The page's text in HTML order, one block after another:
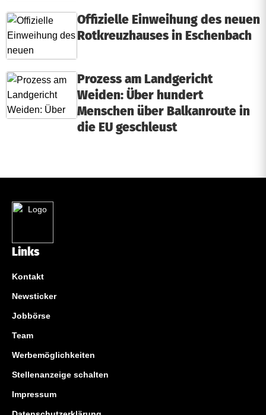
Offizielle Einweihung des neuen
Rotkreuzhauses in Eschenbach
Prozess am Landgericht
Weiden: Über hundert
Menschen über Balkanroute in
die EU geschleust
Links
Kontakt
Newsticker
Jobbörse
Team
Werbemöglichkeiten
Stellenanzeige schalten
Impressum